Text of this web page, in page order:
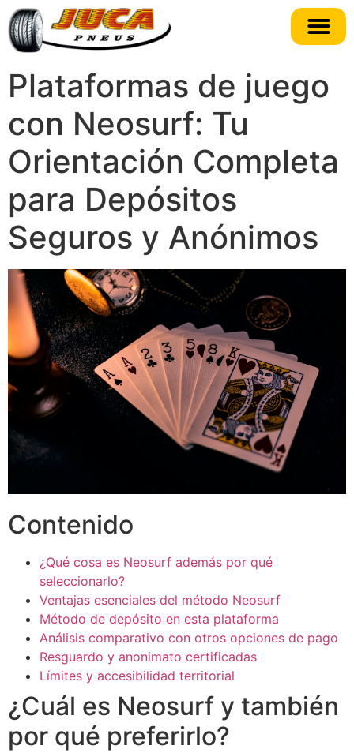
Plataformas de juego
con Neosurf: Tu
Orientación Completa
para Depósitos
Seguros y Anónimos
Contenido
¿Qué cosa es Neosurf además por qué
seleccionarlo?
Ventajas esenciales del método Neosurf
Método de depósito en esta plataforma
Análisis comparativo con otros opciones de pago
Resguardo y anonimato certificadas
Límites y accesibilidad territorial
¿Cuál es Neosurf y también
por qué preferirlo?